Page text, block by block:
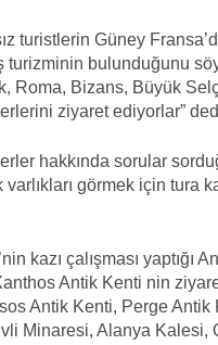
turistlerin Güney
turizminin bulunduğunu
Roma, Bizans, Büyük
ziyaret ediyorlar”
hakkında sorular
görmek için tura
kazı çalışması yaptığı
Antik Kenti nin
Antik Kenti, Perge
Minaresi, Alanya Kalesi,